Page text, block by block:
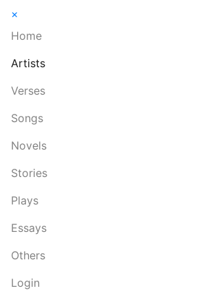
×
Home
Artists
Verses
Songs
Novels
Stories
Plays
Essays
Others
Login